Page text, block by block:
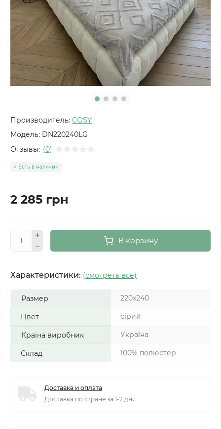
Производитель: COSY
Модель: DN220240LG
Отзывы: (0)
Есть в наличии
2 285 грн
В корзину
Характеристики: (смотреть все)
Размер 220x240
Цвет сірий
Країна виробник Україна
Склад 100% поліестер
Доставка и оплата
Доставка по стране за 1-2 дня.